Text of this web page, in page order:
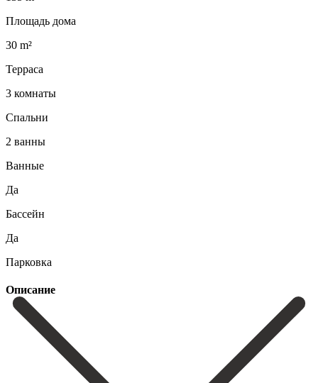
Площадь дома
30 m²
Терраса
3 комнаты
Спальни
2 ванны
Ванные
Да
Бассейн
Да
Парковка
Описание